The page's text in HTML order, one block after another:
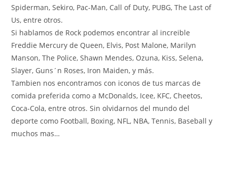
Spiderman, Sekiro, Pac-Man, Call of Duty, PUBG, The Last of
Us, entre otros.
Si hablamos de Rock podemos encontrar al increible
Freddie Mercury de Queen, Elvis, Post Malone, Marilyn
Manson, The Police, Shawn Mendes, Ozuna, Kiss, Selena,
Slayer, Guns´n Roses, Iron Maiden, y más.
Tambien nos encontramos con iconos de tus marcas de
comida preferida como a McDonalds, Icee, KFC, Cheetos,
Coca-Cola, entre otros. Sin olvidarnos del mundo del
deporte como Football, Boxing, NFL, NBA, Tennis, Baseball y
muchos mas…